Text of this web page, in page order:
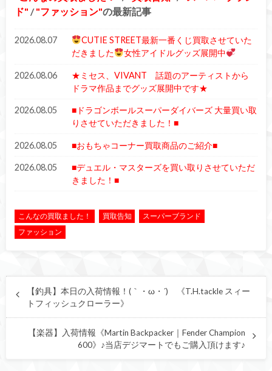
ド
/ ファッション の最新記事
2026.08.07
CUTIE STREET最新一番くじ買取させていた
だきました
女性アイドルグッズ展開中
2026.08.06
★ミセス、VIVANT 話題のアーティストから
ドラマ作品までグッズ展開中です★
2026.08.05
■ドラゴンボールスーパーダイバーズ 大量買い取
りさせていただきました！■
2026.08.05 ■おもちゃコーナー買取商品のご紹介■
2026.08.05
■デュエル・マスターズを買い取りさせていただ
きました！■
こんなの買取ました！ 買取告知
スーパーブランド
ファッション
【釣具】本日の入荷情報！(｀・ω・´)ゞ《T.H.tackle スィー
トフィッシュクローラー》
【楽器】入荷情報《Martin Backpacker｜Fender Champion
600》♪当店デジマートでもご購入頂けます♪